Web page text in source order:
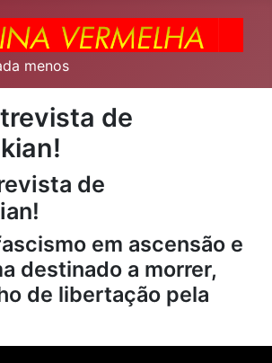
menos
de
de
em ascensão e
destinado a morrer,
de libertação pela